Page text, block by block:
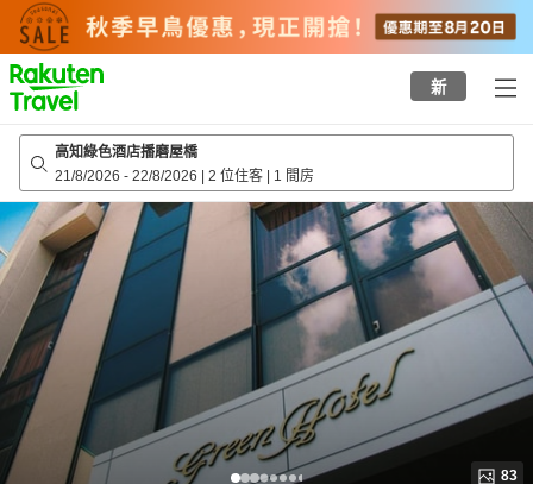
to
top
page
新
高知綠色酒店播磨屋橋
21/8/2026 - 22/8/2026 | 2 位住客 | 1 間房
83